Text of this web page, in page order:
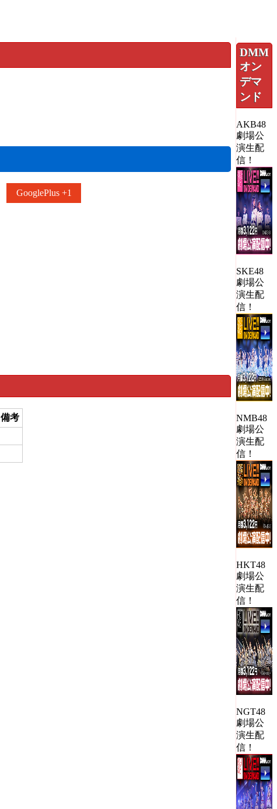
GooglePlus +1
備考
DMM
オン
デマ
ンド
AKB48
劇場公
演生配
信！
SKE48
劇場公
演生配
信！
NMB48
劇場公
演生配
信！
HKT48
劇場公
演生配
信！
NGT48
劇場公
演生配
信！